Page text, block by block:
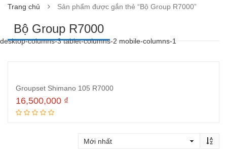
Trang chủ Sản phẩm được gắn thẻ “Bộ Group R7000”
Bộ Group R7000
desktop-columns-3 tablet-columns-2 mobile-columns-1
Groupset Shimano 105 R7000
16,500,000 ₫